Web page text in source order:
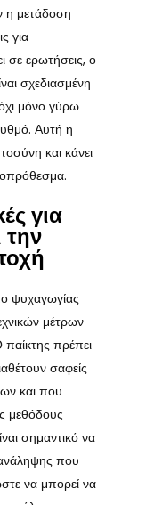
μετάδοση
για
σε ερωτήσεις, ο
σχεδιασμένη
μόνο γύρω
Αυτή η
και κάνει
για
την
ψυχαγωγίας
μέτρων
πρέπει
σαφείς
και που
μεθόδους
σημαντικό να
ανάληψης που
να μπορεί να